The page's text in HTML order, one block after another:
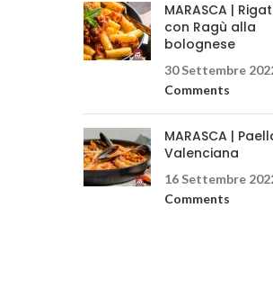
MARASCA |
con Ragù alla
bolognese
30 Settembre
Comments
MARASCA |
Valenciana
16 Settembre
Comments